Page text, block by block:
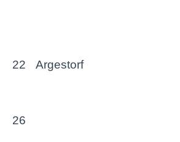
22
Argestorf
26